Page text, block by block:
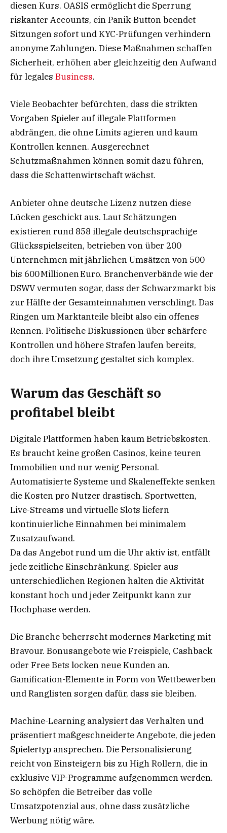
diesen Kurs. OASIS ermöglicht die Sperrung
riskanter Accounts, ein Panik-Button beendet
Sitzungen sofort und KYC-Prüfungen verhindern
anonyme Zahlungen. Diese Maßnahmen schaffen
Sicherheit, erhöhen aber gleichzeitig den Aufwand
für legales Business.
Viele Beobachter befürchten, dass die strikten
Vorgaben Spieler auf illegale Plattformen
abdrängen, die ohne Limits agieren und kaum
Kontrollen kennen. Ausgerechnet
Schutzmaßnahmen können somit dazu führen,
dass die Schattenwirtschaft wächst.
Anbieter ohne deutsche Lizenz nutzen diese
Lücken geschickt aus. Laut Schätzungen
existieren rund 858 illegale deutschsprachige
Glücksspielseiten, betrieben von über 200
Unternehmen mit jährlichen Umsätzen von 500
bis 600 Millionen Euro. Branchenverbände wie der
DSWV vermuten sogar, dass der Schwarzmarkt bis
zur Hälfte der Gesamteinnahmen verschlingt. Das
Ringen um Marktanteile bleibt also ein offenes
Rennen. Politische Diskussionen über schärfere
Kontrollen und höhere Strafen laufen bereits,
doch ihre Umsetzung gestaltet sich komplex.
Warum das Geschäft so
profitabel bleibt
Digitale Plattformen haben kaum Betriebskosten.
Es braucht keine großen Casinos, keine teuren
Immobilien und nur wenig Personal.
Automatisierte Systeme und Skaleneffekte senken
die Kosten pro Nutzer drastisch. Sportwetten,
Live-Streams und virtuelle Slots liefern
kontinuierliche Einnahmen bei minimalem
Zusatzaufwand.
Da das Angebot rund um die Uhr aktiv ist, entfällt
jede zeitliche Einschränkung. Spieler aus
unterschiedlichen Regionen halten die Aktivität
konstant hoch und jeder Zeitpunkt kann zur
Hochphase werden.
Die Branche beherrscht modernes Marketing mit
Bravour. Bonusangebote wie Freispiele, Cashback
oder Free Bets locken neue Kunden an.
Gamification-Elemente in Form von Wettbewerben
und Ranglisten sorgen dafür, dass sie bleiben.
Machine-Learning analysiert das Verhalten und
präsentiert maßgeschneiderte Angebote, die jeden
Spielertyp ansprechen. Die Personalisierung
reicht von Einsteigern bis zu High Rollern, die in
exklusive VIP-Programme aufgenommen werden.
So schöpfen die Betreiber das volle
Umsatzpotenzial aus, ohne dass zusätzliche
Werbung nötig wäre.